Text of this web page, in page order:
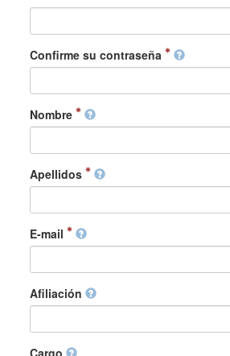
Confirme su contraseña
Nombre
Apellidos
E-mail
Afiliación
Cargo